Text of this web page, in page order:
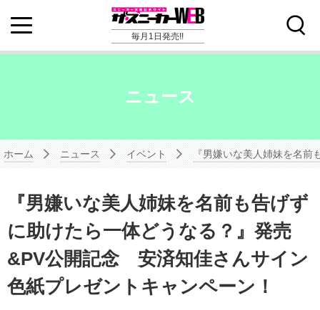
毎月1日発売!!
ニュース
ホーム ニュース イベント 『男嫌いな美人姉妹を名前
『男嫌いな美人姉妹を名前も告げず
に助けたら一体どうなる？』発売
&PV公開記念 安済知佳さんサイン
色紙プレゼントキャンペーン！